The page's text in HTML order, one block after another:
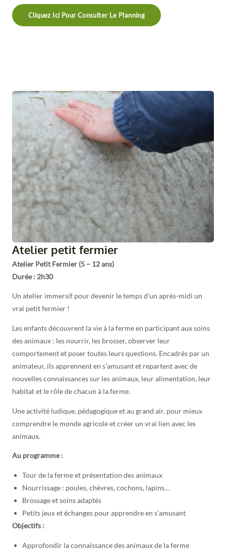
Cliquez Ici Pour Consulter Le Planning
Atelier petit fermier
Atelier Petit Fermier (5 – 12 ans)
Durée : 2h30
Un atelier immersif pour devenir le temps d’un après-midi un
vrai petit fermier !
Les enfants découvrent la vie à la ferme en participant aux soins
des animaux : les nourrir, les brosser, observer leur
comportement et poser toutes leurs questions. Encadrés par un
animateur, ils apprennent en s’amusant et repartent avec de
nouvelles connaissances sur les animaux, leur alimentation, leur
habitat et le rôle de chacun à la ferme.
Une activité ludique, pédagogique et au grand air, pour mieux
comprendre le monde agricole et créer un vrai lien avec les
animaux.
Au programme :
Tour de la ferme et présentation des animaux
Nourrissage : poules, chèvres, cochons, lapins…
Brossage et soins adaptés
Petits jeux et échanges pour apprendre en s’amusant
Objectifs :
Approfondir la connaissance des animaux de la ferme